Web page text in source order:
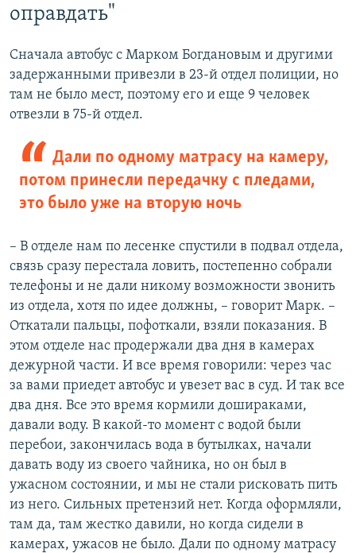
оправдать"
Сначала автобус с Марком Богдановым и другими
задержанными привезли в 23-й отдел полиции, но
там не было мест, поэтому его и еще 9 человек
отвезли в 75-й отдел.
Дали по одному матрасу на камеру,
потом принесли передачку с пледами,
это было уже на вторую ночь
– В отделе нам по лесенке спустили в подвал отдела,
связь сразу перестала ловить, постепенно собрали
телефоны и не дали никому возможности звонить
из отдела, хотя по идее должны, – говорит Марк. –
Откатали пальцы, пофоткали, взяли показания. В
этом отделе нас продержали два дня в камерах
дежурной части. И все время говорили: через час
за вами приедет автобус и увезет вас в суд. И так все
два дня. Все это время кормили дошираками,
давали воду. В какой-то момент с водой были
перебои, закончилась вода в бутылках, начали
давать воду из своего чайника, но он был в
ужасном состоянии, и мы не стали рисковать пить
из него. Сильных претензий нет. Когда оформляли,
там да, там жестко давили, но когда сидели в
камерах, ужасов не было. Дали по одному матрасу